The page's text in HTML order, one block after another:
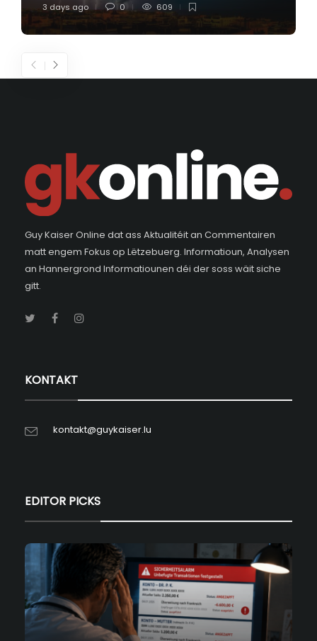
3 days ago 0 609
Guy Kaiser Online dat ass Aktualitéit an Commentairen
matt engem Fokus op Lëtzebuerg. Informatioun, Analysen
an Hannergrond Informatiounen déi der soss wäit siche
gitt.
KONTAKT
kontakt@guykaiser.lu
EDITOR PICKS